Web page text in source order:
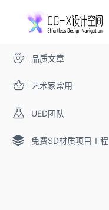
品质文章
艺术家常用
UED团队
免费SD材质项目工程